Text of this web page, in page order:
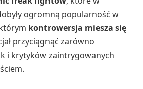
ogromną popularność w
kontrowersja miesza się
przyciągnąć zarówno
i krytyków zaintrygowanych